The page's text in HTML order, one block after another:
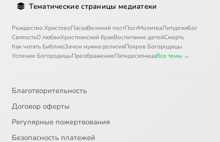
Тематические страницы медиатеки
Рождество ХристовоПасхаВеликий постПостМолитваЛитургияБог
СвятостьО любвиХристианский бракВоспитание детейСмерть
Как читать БиблиюЗачем нужна религияПокров Богородицы
Успение БогородицыПреображениеПятидесятницаВсе темы →
Благотворительность
Договор оферты
Регулярные пожертвования
Безопасность платежей